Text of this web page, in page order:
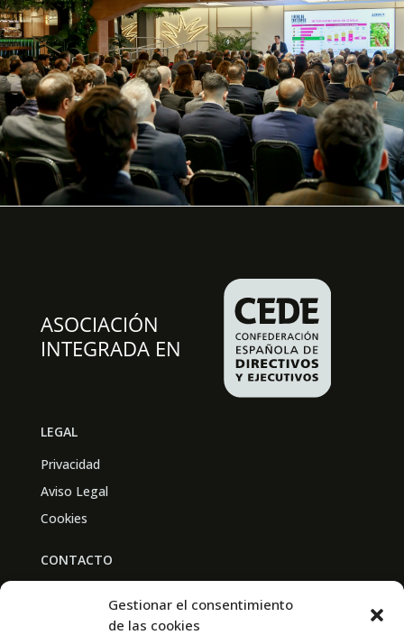
Gestionar el consentimiento
de las cookies
LEGAL
Privacidad
Aviso Legal
Cookies
CONTACTO
Av. Real Academia de Medicina